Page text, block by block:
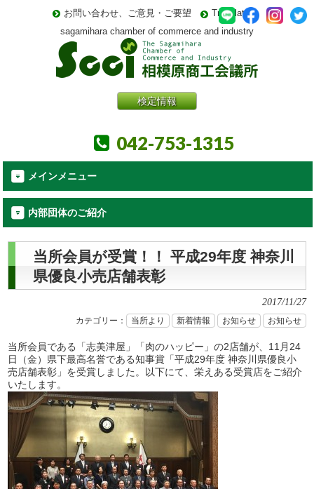
sagamihara chamber of commerce and industry
お問い合わせ、ご意見・ご要望 Translate
検定情報
042-753-1315
メインメニュー
内部団体のご紹介
当所会員が受賞！！ 平成29年度 神奈川
県優良小売店舗表彰
2017/11/27
カテゴリー： 当所より 新着情報 お知らせ お知らせ
当所会員である「志美津屋」「肉のハッピー」の2店舗が、11月24
日（金）県下最高名誉である知事賞「平成29年度 神奈川県優良小
売店舗表彰」を受賞しました。以下にて、栄えある受賞店をご紹介
いたします。